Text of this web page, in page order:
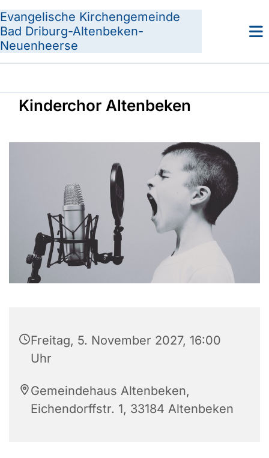
Evangelische Kirchengemeinde
Bad Driburg-Altenbeken-
Neuenheerse
Kinderchor Altenbeken
Freitag, 5. November 2027, 16:00
Uhr
Gemeindehaus Altenbeken,
Eichendorffstr. 1, 33184 Altenbeken